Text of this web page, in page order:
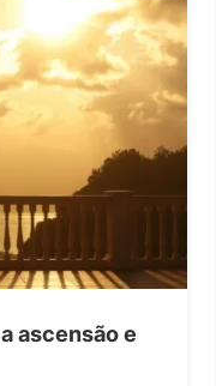
ascensão e